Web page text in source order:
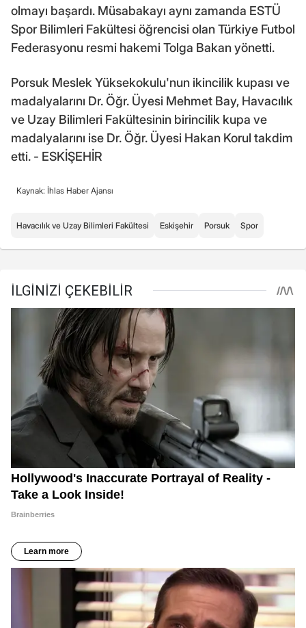
olmayı başardı. Müsabakayı aynı zamanda ESTÜ
Spor Bilimleri Fakültesi öğrencisi olan Türkiye Futbol
Federasyonu resmi hakemi Tolga Bakan yönetti.
Porsuk Meslek Yüksekokulu'nun ikincilik kupası ve
madalyalarını Dr. Öğr. Üyesi Mehmet Bay, Havacılık
ve Uzay Bilimleri Fakültesinin birincilik kupa ve
madalyalarını ise Dr. Öğr. Üyesi Hakan Korul takdim
etti. - ESKİŞEHİR
Kaynak: İhlas Haber Ajansı
Havacılık ve Uzay Bilimleri Fakültesi Eskişehir Porsuk Spor